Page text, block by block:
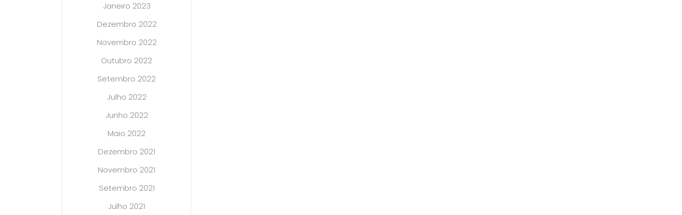
Janeiro 2023
Dezembro 2022
Novembro 2022
Outubro 2022
Setembro 2022
Julho 2022
Junho 2022
Maio 2022
Dezembro 2021
Novembro 2021
Setembro 2021
Julho 2021